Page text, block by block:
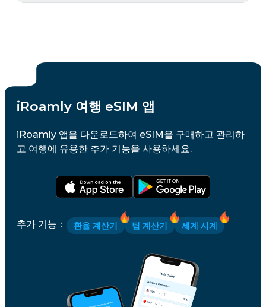
iRoamly 여행 eSIM 앱
iRoamly 앱을 다운로드하여 eSIM을 구매하고 관리하
고 여행에 유용한 추가 기능을 사용하세요.
추가 기능 ： 환율 계산기 팁 계산기 세계 시계